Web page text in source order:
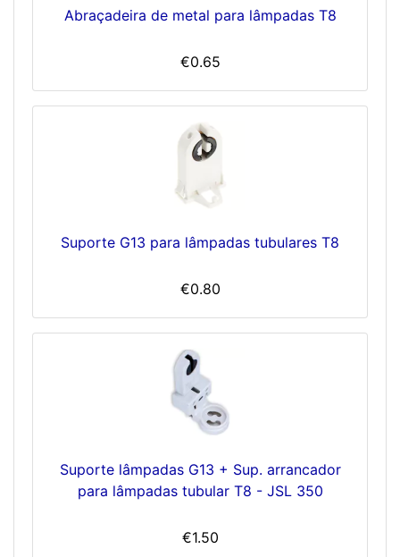
Abraçadeira de metal para lâmpadas T8
€0.65
Suporte G13 para lâmpadas tubulares T8
€0.80
Suporte lâmpadas G13 + Sup. arrancador
para lâmpadas tubular T8 - JSL 350
€1.50